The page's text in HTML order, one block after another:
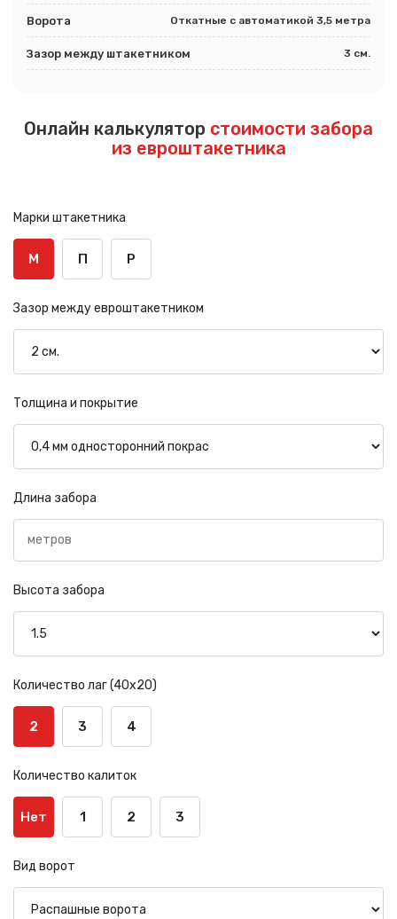
Ворота Откатные с автоматикой 3,5 метра
Зазор между штакетником 3 см.
Онлайн калькулятор стоимости забора
из евроштакетника
Марки штакетника
М П Р
Зазор между евроштакетником
Толщина и покрытие
Длина забора
Высота забора
Количество лаг (40х20)
2 3 4
Количество калиток
Нет 1 2 3
Вид ворот